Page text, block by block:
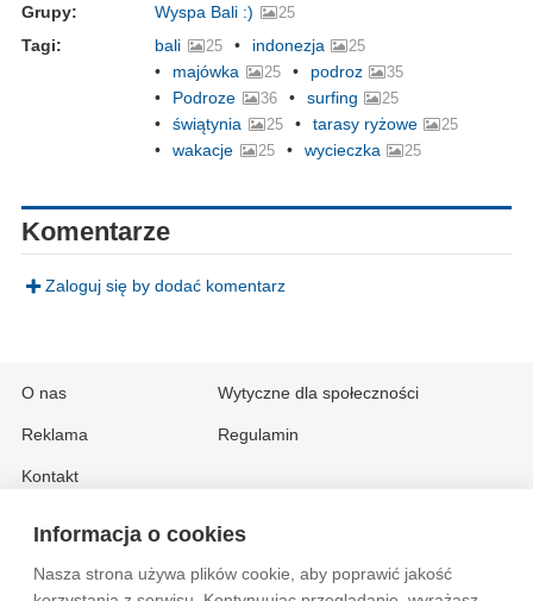
Informacja o cookies
Nasza strona używa plików cookie, aby poprawić jakość
Grupy: Wyspa Bali :) 25
Tagi: bali 25 indonezja 25
majówka 25 podroz 35
Podroze 36 surfing 25
świątynia 25 tarasy ryżowe 25
wakacje 25 wycieczka 25
Komentarze
Zaloguj się by dodać komentarz
O nas
Reklama
Kontakt
Wytyczne dla społeczności
Regulamin
Information in English:
About Contact